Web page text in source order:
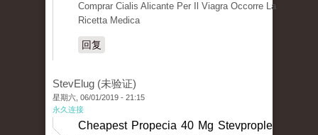
Comprar Cialis Alicante Per Il Viagra Occorre La
Ricetta Medica
回复
StevElug (未验证)
星期六, 06/01/2019 - 21:15
永久连接
Cheapest Propecia 40 Mg Stevprople